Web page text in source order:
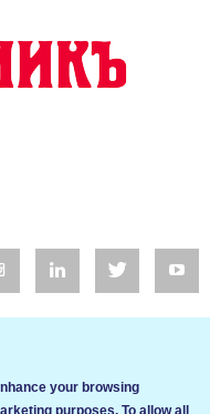
your browsing
purposes. To allow all